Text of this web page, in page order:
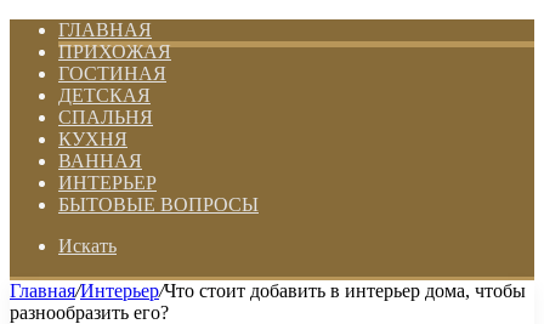
ГЛАВНАЯ
ПРИХОЖАЯ
ГОСТИНАЯ
ДЕТСКАЯ
СПАЛЬНЯ
КУХНЯ
ВАННАЯ
ИНТЕРЬЕР
БЫТОВЫЕ ВОПРОСЫ
Искать
Главная/Интерьер/Что стоит добавить в интерьер дома, чтобы
разнообразить его?